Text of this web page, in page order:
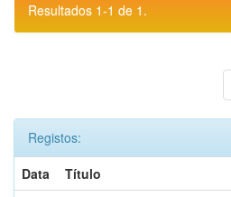
Resultados 1-1 de 1.
Registos:
Data
Título